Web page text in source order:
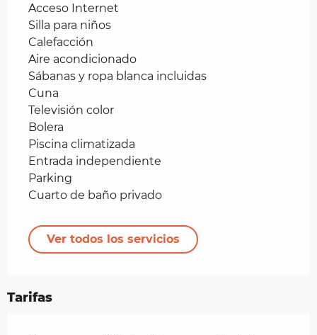
Acceso Internet
Silla para niños
Calefacción
Aire acondicionado
Sábanas y ropa blanca incluidas
Cuna
Televisión color
Bolera
Piscina climatizada
Entrada independiente
Parking
Cuarto de baño privado
Ver todos los servicios
Tarifas